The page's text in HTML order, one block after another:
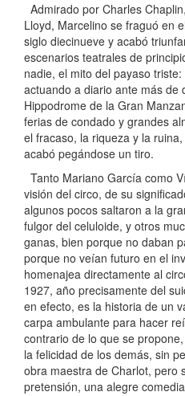
Admirado por Charles
Lloyd, Marcelino se fraguó en
siglo diecinueve y acabó
escenarios teatrales de
nadie, el mito del payaso
actuando a diario ante más de
Hippodrome de la Gran
ferias de condado y grandes
el fracaso, la riqueza y la
acabó pegándose un tiro.
Tanto Mariano García como
visión del circo, de su
algunos pocos saltaron a la
fulgor del celuloide, y otros
ganas, bien porque no daban
porque no veían futuro en el
homenajea directamente al
1927, año precisamente del
en efecto, es la historia de un
carpa ambulante para hacer
contrario de lo que se
la felicidad de los demás, sin
obra maestra de Charlot, pero
pretensión, una alegre